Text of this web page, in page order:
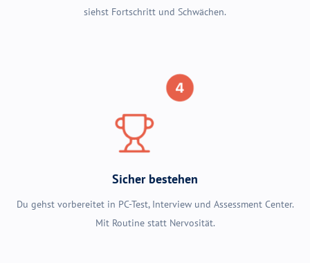
siehst Fortschritt und Schwächen.
Sicher bestehen
Du gehst vorbereitet in PC-Test, Interview und Assessment Center.
Mit Routine statt Nervosität.